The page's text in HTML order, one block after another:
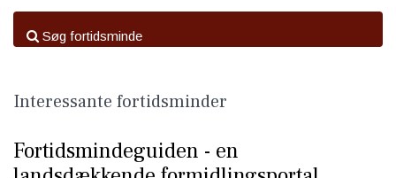
Søg fortidsminde
Interessante fortidsminder
Fortidsmindeguiden - en